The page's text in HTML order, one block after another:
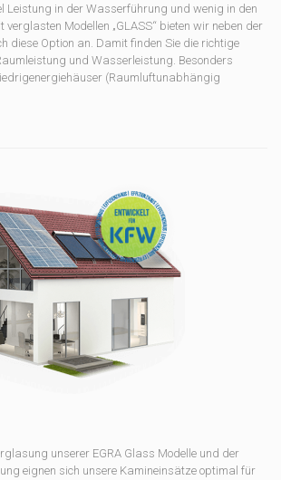
Leistung in der Wasserführung und wenig in den
verglasten Modellen „GLASS“ bieten wir neben der
diese Option an. Damit finden Sie die richtige
und Wasserleistung. Besonders
(Raumluftunabhängig
unserer EGRA Glass Modelle und der
eignen sich unsere Kamineinsätze optimal für